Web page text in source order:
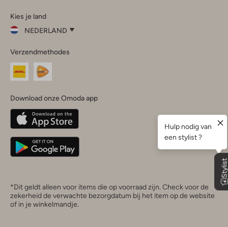
InstagramFacebook
Kies je land
NEDERLAND
je
land
Nederland
Belgique(Français)
Deutschland
Verzendmethodes
Download onze Omoda app
*Dit geldt alleen voor items die op voorraad zijn. Check voor de
zekerheid de verwachte bezorgdatum bij het item op de website
of in je winkelmandje.